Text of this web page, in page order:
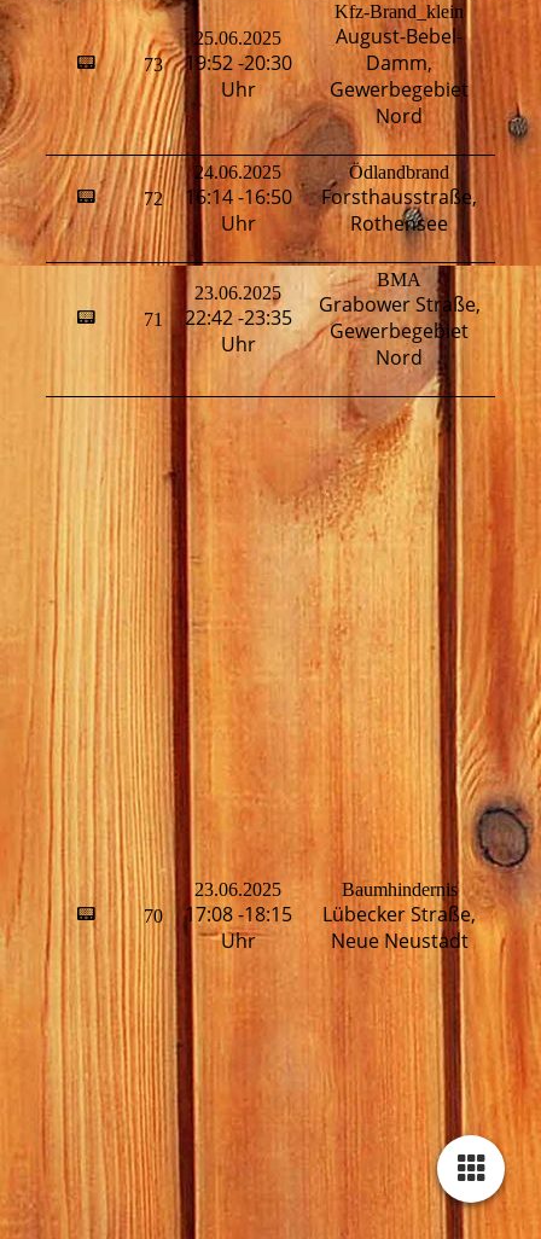
📟 73
25.06.2025
19:52 -20:30
Uhr
Kfz-Brand_klein
August-Bebel-
Damm,
Gewerbegebiet
Nord
📟 72
24.06.2025
16:14 -16:50
Uhr
Ödlandbrand
Forsthausstraße,
Rothensee
📟 71
23.06.2025
22:42 -23:35
Uhr
BMA
Grabower Straße,
Gewerbegebiet
Nord
📟 70
23.06.2025
17:08 -18:15
Uhr
Baumhindernis
Lübecker Straße,
Neue Neustadt